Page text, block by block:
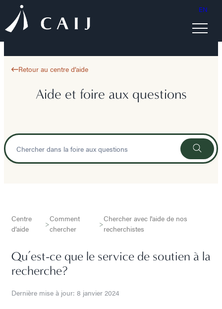
EN
Retour au centre d’aide
Aide et foire aux questions
Centre
d’aide
>
Comment
chercher
>
Chercher avec l'aide de nos
recherchistes
Qu’est-ce que le service de soutien à la
recherche?
Dernière mise à jour: 8 janvier 2024